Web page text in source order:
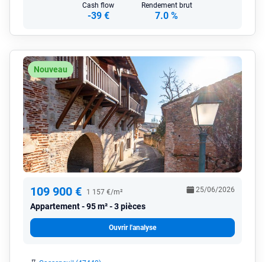
Cash flow
-39 €
Rendement brut
7.0 %
Nouveau
109 900 € 1 157 €/m²
Appartement 95 m² - 3 pièces
25/06/2026
Ouvrir l'analyse